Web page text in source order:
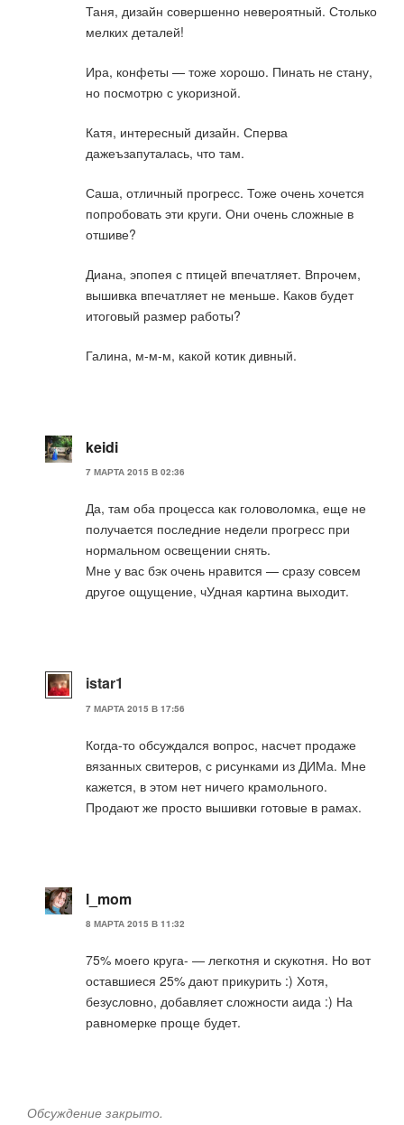
Таня, дизайн совершенно невероятный. Столько
мелких деталей!
Ира, конфеты — тоже хорошо. Пинать не стану,
но посмотрю с укоризной.
Катя, интересный дизайн. Сперва
дажеъзапуталась, что там.
Саша, отличный прогресс. Тоже очень хочется
попробовать эти круги. Они очень сложные в
отшиве?
Диана, эпопея с птицей впечатляет. Впрочем,
вышивка впечатляет не меньше. Каков будет
итоговый размер работы?
Галина, м-м-м, какой котик дивный.
keidi
7 МАРТА 2015 В 02:36
Да, там оба процесса как головоломка, еще не
получается последние недели прогресс при
нормальном освещении снять.
Мне у вас бэк очень нравится — сразу совсем
другое ощущение, чУдная картина выходит.
istar1
7 МАРТА 2015 В 17:56
Когда-то обсуждался вопрос, насчет продаже
вязанных свитеров, с рисунками из ДИМа. Мне
кажется, в этом нет ничего крамольного.
Продают же просто вышивки готовые в рамах.
l_mom
8 МАРТА 2015 В 11:32
75% моего круга- — легкотня и скукотня. Но вот
оставшиеся 25% дают прикурить :) Хотя,
безусловно, добавляет сложности аида :) На
равномерке проще будет.
Обсуждение закрыто.